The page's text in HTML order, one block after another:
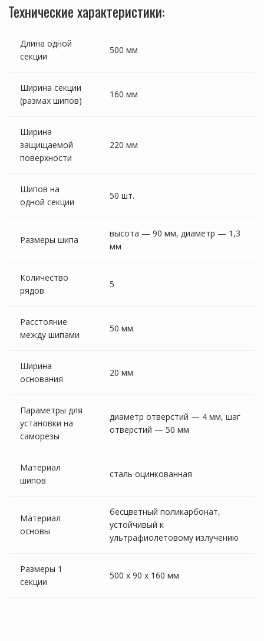
Технические характеристики:
Длина одной
секции
500 мм
Ширина секции
(размах шипов)
160 мм
Ширина
защищаемой
поверхности
220 мм
Шипов на
одной секции
50 шт.
Размеры шипа
высота — 90 мм, диаметр — 1,3
мм
Количество
рядов
5
Расстояние
между шипами
50 мм
Ширина
основания
20 мм
Параметры для
установки на
саморезы
диаметр отверстий — 4 мм, шаг
отверстий — 50 мм
Материал
шипов
сталь оцинкованная
Материал
основы
бесцветный поликарбонат,
устойчивый к
ультрафиолетовому излучению
Размеры 1
секции
500 х 90 х 160 мм